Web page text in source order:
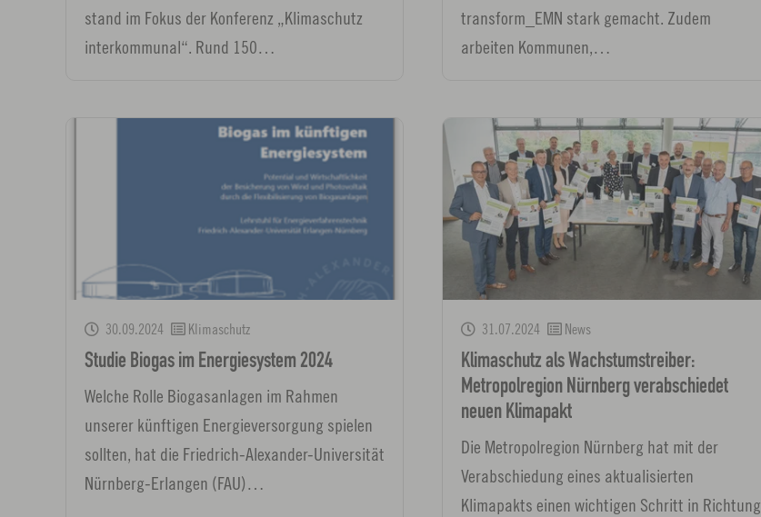
stand im Fokus der Konferenz „Klimaschutz
interkommunal“. Rund 150…
transform_EMN stark gemacht. Zudem
arbeiten Kommunen,…
30.09.2024 Klimaschutz
Studie Biogas im Energiesystem 2024
Welche Rolle Biogasanlagen im Rahmen
unserer künftigen Energieversorgung spielen
sollten, hat die Friedrich-Alexander-Universität
Nürnberg-Erlangen (FAU)…
31.07.2024 News
Klimaschutz als Wachstumstreiber:
Metropolregion Nürnberg verabschiedet
neuen Klimapakt
Die Metropolregion Nürnberg hat mit der
Verabschiedung eines aktualisierten
Klimapakts einen wichtigen Schritt in Richtung